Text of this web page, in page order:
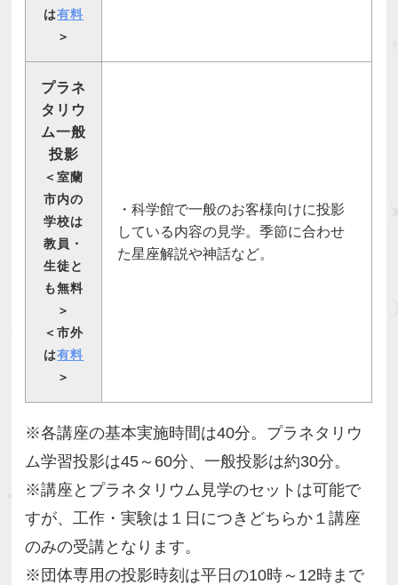
は有料
＞
プラネ
タリウ
ム一般
投影
＜室蘭
市内の
学校は
教員・
生徒と
も無料
＞
＜市外
は有料
＞
・科学館で一般のお客様向けに投影
している内容の見学。季節に合わせ
た星座解説や神話など。
※各講座の基本実施時間は40分。プラネタリウ
ム学習投影は45～60分、一般投影は約30分。
※講座とプラネタリウム見学のセットは可能で
すが、工作・実験は１日につきどちらか１講座
のみの受講となります。
※団体専用の投影時刻は平日の10時～12時まで